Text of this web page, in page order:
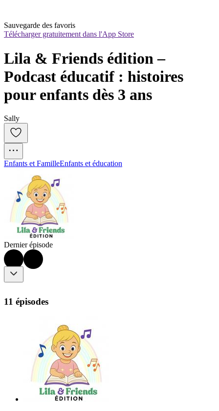
Sauvegarde des favoris
Télécharger gratuitement dans l'App Store
Lila & Friends édition –
Podcast éducatif : histoires
pour enfants dès 3 ans
Sally
Enfants et FamilleEnfants et éducation
Dernier épisode
11 épisodes